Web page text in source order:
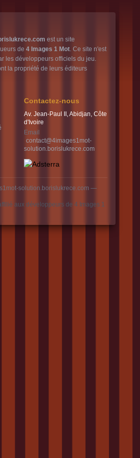
est un site
de 4 Images 1 Mot. Ce site n'est
les développeurs officiels du jeu.
la propriété de leurs éditeurs
Contactez-nous
Av. Jean-Paul II, Abidjan, Côte
d'Ivoire
Email
contact@4images1mot-
solution.borislukrece.com
solution.borislukrece.com —
aux développeurs de 4 Images 1